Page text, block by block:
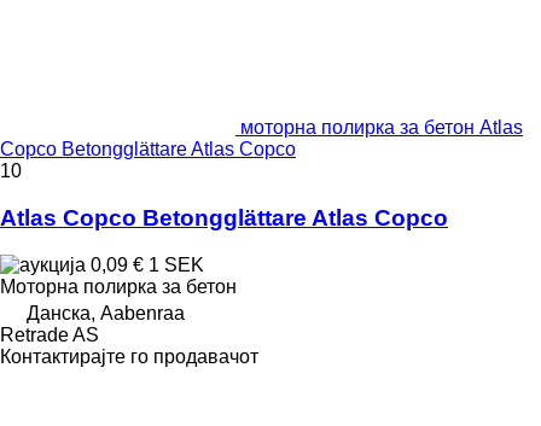
моторна полирка за бетон Atlas
Copco Betongglättare Atlas Copco
10
Atlas Copco Betongglättare Atlas Copco
0,09 € 1 SEK
Моторна полирка за бетон
Данска, Aabenraa
Retrade AS
Контактирајте го продавачот